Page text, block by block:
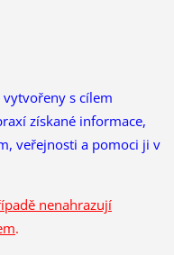
s cílem
získané informace,
veřejnosti a pomoci ji v
nenahrazují
.